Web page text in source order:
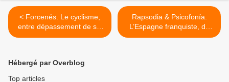
< Forcenés. Le cyclisme,
entre dépassement de soi
et revanche sur la vie.
Rapsodia & Psicofonía.
L’Espagne franquiste, de
l’occultation de la mémoire
Hébergé par Overblog
Top articles